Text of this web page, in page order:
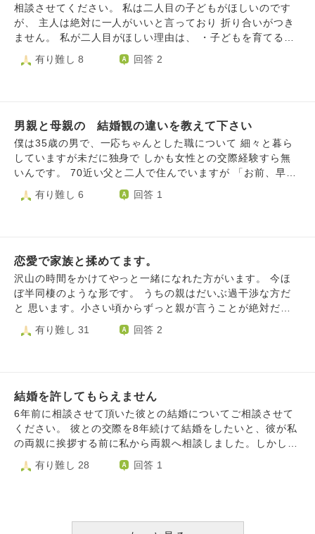
断は尊重するしかありません。 頭では、穏やかな心で、信
じて待つと思っても、心が不安定になります。 どうか、良
いアドバイスをお願いします。
っと親の元で生きていくことになりそうでそれも怖いです。
自分のやりたいことをどうやって親に伝えればいいでしょう
か？
相談させてください。 私は二人目の子どもがほしいのです
が、 主人は絶対に一人がいいと言っており 折り合いがつき
ません。 私が二人目がほしい理由は、 ・子どもを育てる幸
せをもっと感じたい。 ・親が死んだあと、兄弟で支え合っ
てほしい。 ・息子も妹がほしいと言っている。 といったこ
気などがあれば育てられない などが主な理由です。 お互い
譲らずで何度話し合っても、決着がつきません。 主人はも
うこの話をすることすら嫌なようですが、私も諦められない
ため、 こうしたらどう？など提案をしながら話を持ちかけ
が、できる限り後悔ないようにとは思っています。 お互い
有り難し 8 回答 2
男親と母親の゙結婚観の違いを教えて下さい
僕は35歳の男で、一応ちゃんとした職について 細々と暮ら
していますが未だに独身で しかも女性との交際経験すら無
いんです。 70近い父と二人で住んでいますが 「お前、早く
結婚しろよ。」 「オレはお前の歳には母ちゃんと結婚して
お前まで設けたんだぞ。」と父にしょっちゅう言われます。
らないなら40でも50でも結婚しようと思えばできるから
ね。」と話しています。 男親と女親って30過ぎても独身の
息子の結婚に対してここまで違うものでしょうか?
有り難し 6 回答 1
恋愛で家族と揉めてます。
沢山の時間をかけてやっと一緒になれた方がいます。 今ほ
ぼ半同棲のような形です。 うちの親はだいぶ過干渉な方だ
と 思います。小さい頃からずっと親が言うことが絶対だっ
たしダメなものは曲げてきたし我慢もしてきた。 でもずっ
と一緒がいい人と出会えて 生活を共にしたくてお仕事も増
えなかったでもじゃあこれからは全て伝えるからってお互い
理解できるようにって話し合いが出来ました。 ですが、結
局変わらず何かと文句言われて 私の仕事が増えた事も気に
食わず 心配してくれるのはありがたいですが もう24にもな
います。 もう親の顔色伺ってやりたい事を我慢してきたの
るのは嫌です。 全て振り切ってでもこの人のそばにいたい
有り難し 31 回答 2
結婚を許してもらえません
6年前に相談させて頂いた彼との結婚についてご相談させて
ください。 彼との交際を8年続けて結婚をしたいと、彼が私
の両親に挨拶する前に私から両親へ相談しました。しかし彼
の家庭環境や家系の価値観が、私の家系とは違うと言う理由
で反対されました。 具体的な反対の理由は ①彼の母親が離
有り難し 28 回答 1